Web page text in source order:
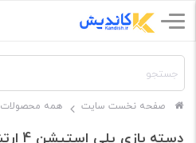
صفحه نخست سایت همه محصولات
دسته بازی پلی استیشن 4 ارتشی های کپی